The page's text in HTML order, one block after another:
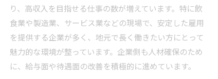
り、高収入を目指せる仕事の数が増えています。特に飲
食業や製造業、サービス業などの現場で、安定した雇用
を提供する企業が多く、地元で長く働きたい方にとって
魅力的な環境が整っています。企業側も人材確保のため
に、給与面や待遇面の改善を積極的に進めています。